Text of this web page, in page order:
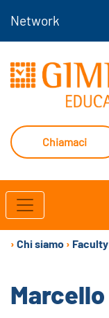
Network
Chiamaci
› Chi siamo › Faculty